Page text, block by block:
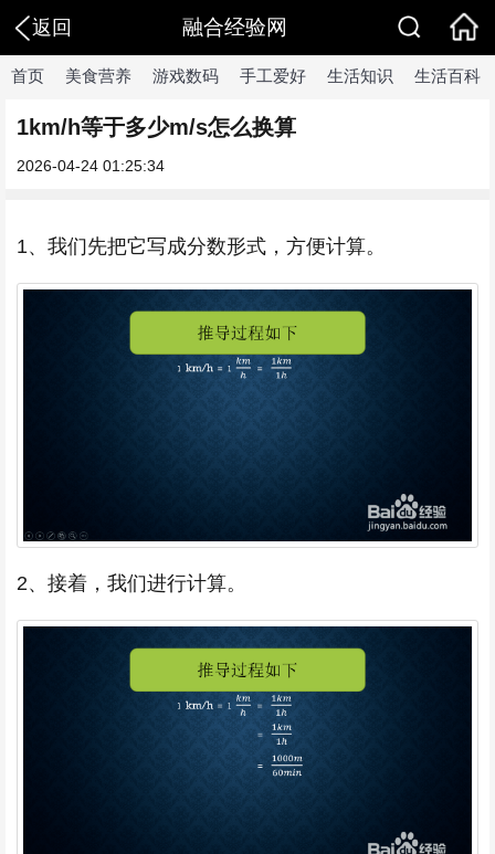
返回 融合经验网
首页 美食营养 游戏数码 手工爱好 生活知识 生活百科
1km/h等于多少m/s怎么换算
2026-04-24 01:25:34
1、我们先把它写成分数形式，方便计算。
2、接着，我们进行计算。